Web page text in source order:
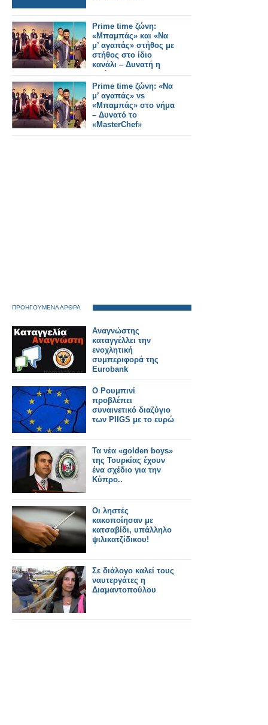
Prime time ζώνη:
«Μπαμπάς» και «Να
μ’ αγαπάς» στήθος με
στήθος στο ίδιο
κανάλι – Δυνατή η
μπάλα
Prime time ζώνη: «Να
μ’ αγαπάς» vs
«Μπαμπάς» στο νήμα
– Δυνατό το
«MasterChef»
ΠΡΟΗΓΟΥΜΕΝΑ ΑΡΘΡΑ
Αναγνώστης
καταγγέλλει την
ενοχλητική
συμπεριφορά της
Eurobank
Ο Ρουμπινί
προβλέπει
συναινετικό διαζύγιο
των PIIGS με το ευρώ
Τα νέα «golden boys»
της Τουρκίας έχουν
ένα σχέδιο για την
Κύπρο..
Οι ληστές
κακοποίησαν με
κατσαβίδι, υπάλληλο
ψιλικατζίδικου!
Σε διάλογο καλεί τους
ναυτεργάτες η
Διαμαντοπούλου